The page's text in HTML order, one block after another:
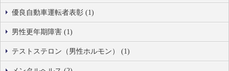
優良自動車運転者表彰 (1)
男性更年期障害 (1)
テストステロン（男性ホルモン） (1)